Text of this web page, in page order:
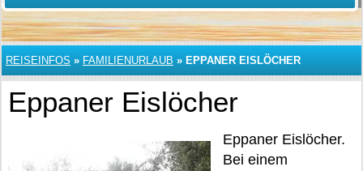
REISEINFOS » FAMILIENURLAUB » EPPANER EISLÖCHER
Eppaner Eislöcher
Eppaner Eislöcher.
Bei einem